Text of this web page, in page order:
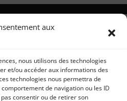
aux
nous utilisons des technologies
et/ou accéder aux informations des
technologies nous permettra de
de navigation ou les ID
consentir ou de retirer son